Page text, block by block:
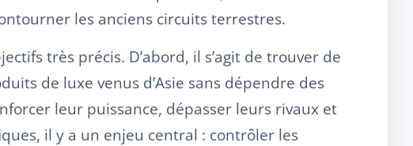
les anciens circuits terrestres.
très précis. D’abord, il s’agit de trouver de
de luxe venus d’Asie sans dépendre des
leur puissance, dépasser leurs rivaux et
il y a un enjeu central : contrôler les